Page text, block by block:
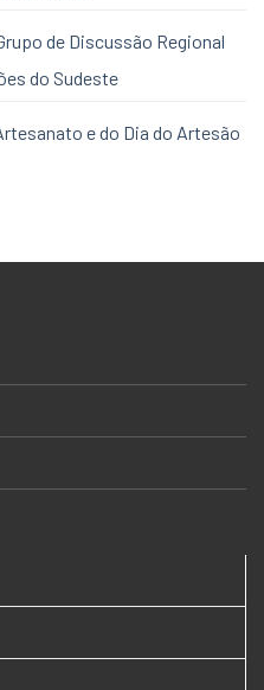
de Discussão Regional
do Sudeste
e do Dia do Artesão